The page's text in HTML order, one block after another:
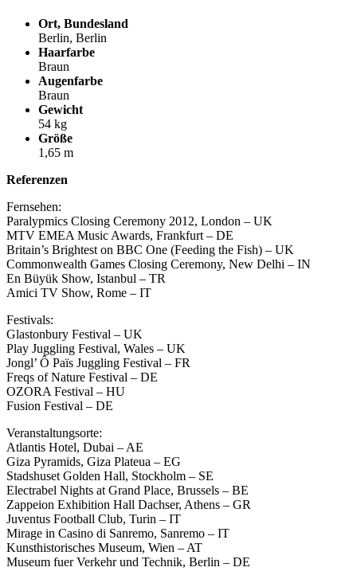
Ort, Bundesland
Berlin, Berlin
Haarfarbe
Braun
Augenfarbe
Braun
Gewicht
54 kg
Größe
1,65 m
Referenzen
Fernsehen:
Paralypmics Closing Ceremony 2012, London – UK
MTV EMEA Music Awards, Frankfurt – DE
Britain’s Brightest on BBC One (Feeding the Fish) – UK
Commonwealth Games Closing Ceremony, New Delhi – IN
En Büyük Show, Istanbul – TR
Amici TV Show, Rome – IT
Festivals:
Glastonbury Festival – UK
Play Juggling Festival, Wales – UK
Jongl’ Ô Païs Juggling Festival – FR
Freqs of Nature Festival – DE
OZORA Festival – HU
Fusion Festival – DE
Veranstaltungsorte:
Atlantis Hotel, Dubai – AE
Giza Pyramids, Giza Plateua – EG
Stadshuset Golden Hall, Stockholm – SE
Electrabel Nights at Grand Place, Brussels – BE
Zappeion Exhibition Hall Dachser, Athens – GR
Juventus Football Club, Turin – IT
Mirage in Casino di Sanremo, Sanremo – IT
Kunsthistorisches Museum, Wien – AT
Museum fuer Verkehr und Technik, Berlin – DE